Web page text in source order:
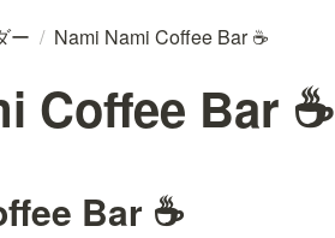
ー / Nami Nami Coffee Bar ☕
Coffee Bar ☕
Bar ☕